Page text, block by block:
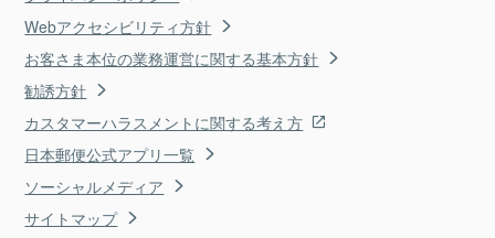
Webアクセシビリティ方針
お客さま本位の業務運営に関する基本方針
勧誘方針
カスタマーハラスメントに関する考え方
日本郵便公式アプリ一覧
ソーシャルメディア
サイトマップ